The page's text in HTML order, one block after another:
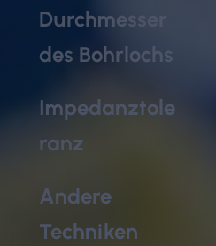
Durchmesser
des Bohrlochs
Impedanztole
ranz
Andere
Techniken